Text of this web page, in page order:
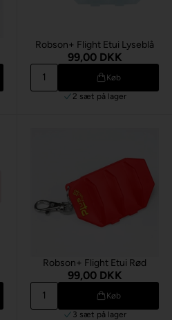
Robson+ Flight Etui Lyseblå
99,00 DKK
Køb
2 sæt på lager
Robson+ Flight Etui Rød
99,00 DKK
Køb
3 sæt på lager